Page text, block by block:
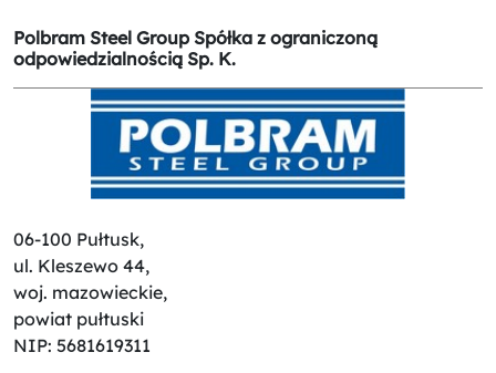
Polbram Steel Group Spółka z ograniczoną
odpowiedzialnością Sp. K.
06-100 Pułtusk,
ul. Kleszewo 44,
woj. mazowieckie,
powiat pułtuski
NIP: 5681619311